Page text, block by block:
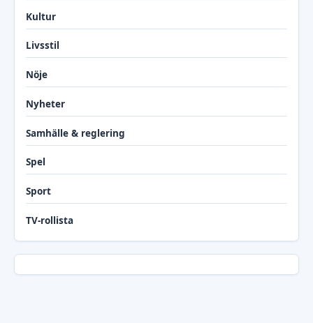
Kultur
Livsstil
Nöje
Nyheter
Samhälle & reglering
Spel
Sport
TV-rollista